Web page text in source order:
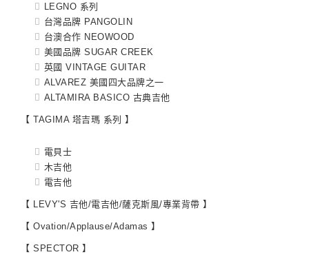
LEGNO 系列
台灣品牌 PANGOLIN
台澳合作 NEOWOOD
美國品牌 SUGAR CREEK
英國 VINTAGE GUITAR
ALVAREZ 美國四大品牌之一
ALTAMIRA BASICO 古典吉他
【 TAGIMA 塔吉瑪 系列 】
電貝士
木吉他
電吉他
【 LEVY'S 吉他/電吉他/薩克斯風/專業背帶 】
【 Ovation/Applause/Adamas 】
【 SPECTOR 】